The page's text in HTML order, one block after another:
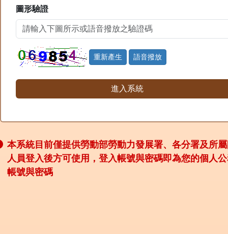
圖形驗證
重新產生 語音撥放
本系統目前僅提供勞動部勞動力發展署、各分署及所
人員登入後方可使用，登入帳號與密碼即為您的個人
帳號與密碼